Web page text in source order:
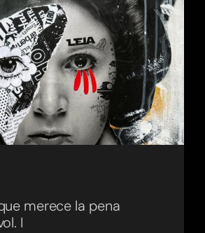
merece la pena
I